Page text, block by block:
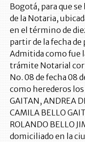
Bogotá, para que
de la Notaria,
en el término de
partir de la fecha
Admitida como fue
trámite Notarial
No. 08 de fecha 08
como herederos los
GAITAN, ANDREA
CAMILA BELLO
ROLANDO BELLO
domiciliado en la